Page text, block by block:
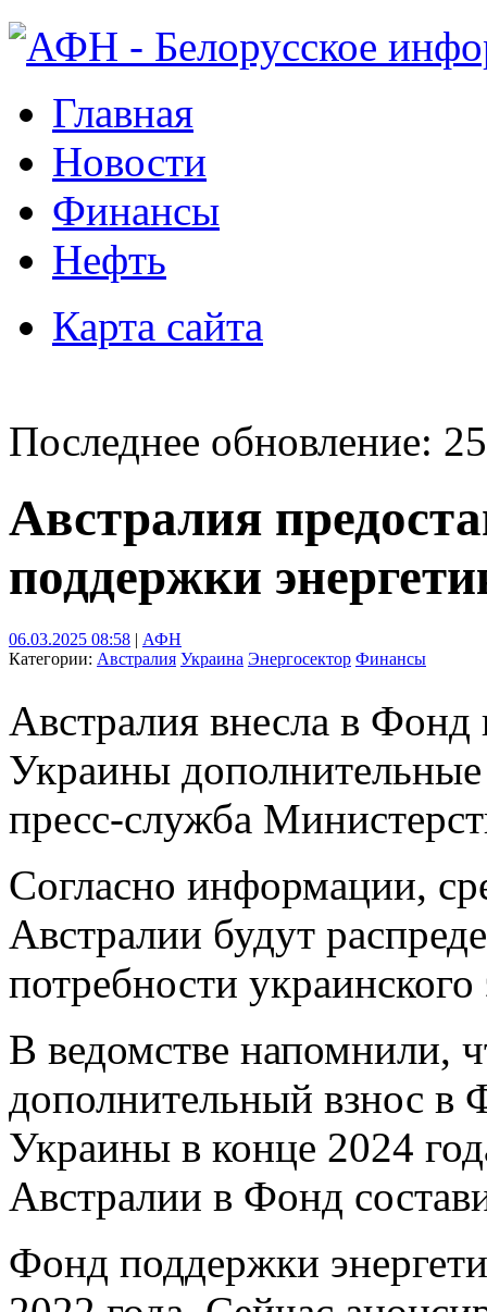
Главная
Новости
Финансы
Нефть
Карта сайта
Последнее обновление:
Австралия
поддержки
06.03.2025 08:58 | АФН
Категории: Австралия Украина Энергосектор Финансы
Австралия внесла в Фонд
Украины
пресс-служба
Согласно информации,
Австралии будут
потребности украинского
В ведомстве напомнили,
дополнительный взнос в
Украины в конце 2024
Австралии в Фонд
Фонд поддержки